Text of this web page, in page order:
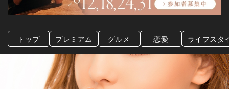
トップ プレミアム グルメ 恋愛 ライフスタ